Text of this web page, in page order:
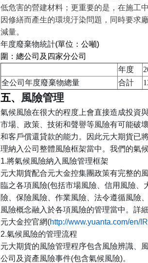
低危害的營建材料；更重要的是，在施工
因修繕而產生的環境汙染問題，同時要求
減量。
年度廢棄物統計(單位：公噸)
圍：總公司及四家分公司
年度
全公司年度廢棄物總量
合計
五、 風險管理
氣候風險在很大的程度上會直接造成投資
市場、政策、技術和聲譽等風險有可能破
和客戶償還貸款的能力。因此元大期貨已
理納入公司整體風險框架當中。我們的氣
1.將氣候風險納入風險管理框架
元大期貨配合元大金控集團政策有完整的
臨之各項風險(包括市場風險、信用風險、
險、保險風險、作業風險、法令遵循風險
風險概念融入於各項風險的管理當中。詳
元大金控官網(http://www.yuanta.com/en/
2.氣候風險的管理流程
元大期貨的風險管理程序包含風險辨識、
公司及資產風險事件(包含氣候風險)。